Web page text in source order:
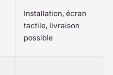
Installation, écran
tactile, livraison
possible